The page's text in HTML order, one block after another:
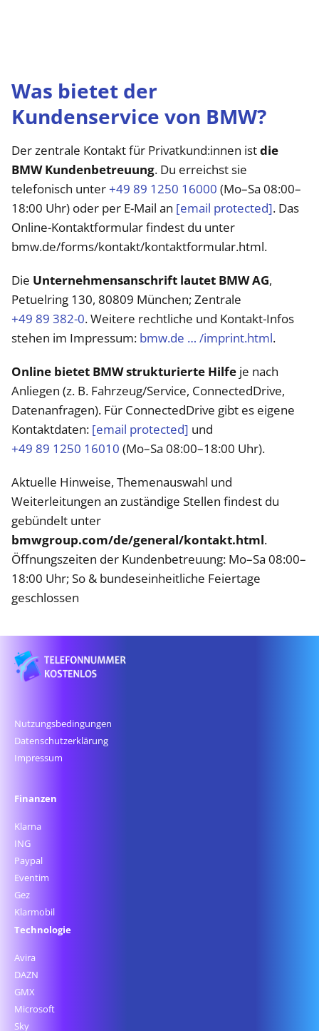
Was bietet der
Kundenservice von BMW?
Der zentrale Kontakt für Privatkund:innen istdie
BMW Kundenbetreuung. Du erreichst sie
telefonisch unter+49 89 1250 16000 (Mo–Sa 08:00–
18:00 Uhr) oder per E-Mail an [email protected]. Das
Online-Kontaktformular findest du unter
bmw.de/forms/kontakt/kontaktformular.html.
Die Unternehmensanschrift lautet BMW AG,
Petuelring 130, 80809 München; Zentrale
+49 89 382-0. Weitere rechtliche und Kontakt-Infos
stehen im Impressum: bmw.de … /imprint.html.
Online bietet BMW strukturierte Hilfe je nach
Anliegen (z. B. Fahrzeug/Service, ConnectedDrive,
Datenanfragen). Für ConnectedDrive gibt es eigene
Kontaktdaten: [email protected] und
+49 89 1250 16010 (Mo–Sa 08:00–18:00 Uhr).
Aktuelle Hinweise, Themenauswahl und
Weiterleitungen an zuständige Stellen findest du
gebündelt unter
bmwgroup.com/de/general/kontakt.html.
Öffnungszeiten der Kundenbetreuung: Mo–Sa 08:00–
18:00 Uhr; So & bundeseinheitliche Feiertage
geschlossen
Nutzungsbedingungen
Datenschutz­erklärung
Impressum
Finanzen
Klarna
ING
Paypal
Eventim
Gez
Klarmobil
Technologie
Avira
DAZN
GMX
Microsoft
Sky